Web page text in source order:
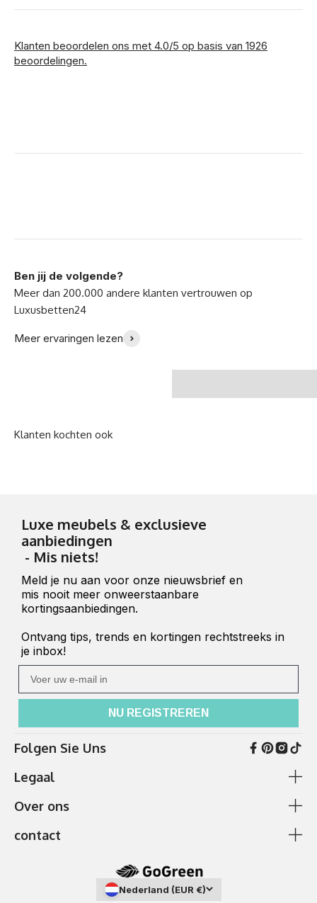
Klanten beoordelen ons met 4.0/5 op basis van 1926
beoordelingen.
Ben jij de volgende?
Meer ervaringen lezen
mijn nieuwe bank -
Luxe meubels & exclusieve
aanbiedingen
- Mis niets!
Meld je nu aan voor onze nieuwsbrief en
mis nooit meer onweerstaanbare
kortingsaanbiedingen.
Ontvang tips, trends en kortingen rechtstreeks in
je inbox!
NU REGISTREREN
Folgen Sie Uns
Legaal
Algemene voorwaarden en klantinformatie
Cookie beleid
Over ons
betaling en verzending
contact
Telefonische bereikbaarheid:
Nederland (EUR €)